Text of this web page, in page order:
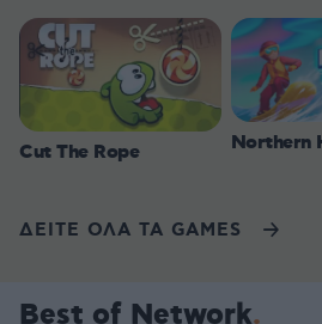
Cut The Rope Northern
ΔΕΙΤΕ ΟΛΑ ΤΑ GAMES
Best of Network